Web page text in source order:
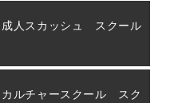
人スカッシュ スクール
ルチャースクール スク